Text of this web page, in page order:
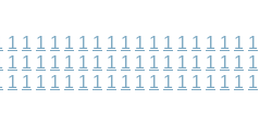
1 1 1 1 1 1 1 1 1 1 1 1 1 1 1 1 1 1
1 1 1 1 1 1 1 1 1 1 1 1 1 1 1 1 1 1
1 1 1 1 1 1 1 1 1 1 1 1 1 1 1 1 1 1